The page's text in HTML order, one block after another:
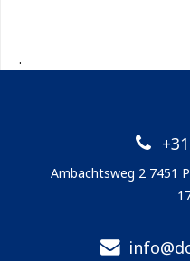
.
Ambachtsweg 2 7451